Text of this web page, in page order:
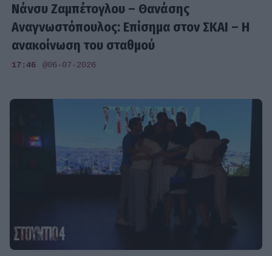
Νάνσυ Ζαμπέτογλου – Θανάσης
Αναγνωστόπουλος: Επίσημα στον ΣΚΑΙ – Η
ανακοίνωση του σταθμού
17:46 @06-07-2026